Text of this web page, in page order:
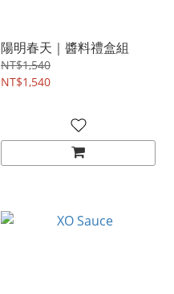
陽明春天｜醬料禮盒組
NT$1,540
NT$1,540